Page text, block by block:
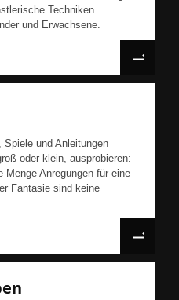
Techniken
und Erwachsene.
und Anleitungen
oder klein, ausprobieren:
Menge Anregungen für eine
Fantasie sind keine